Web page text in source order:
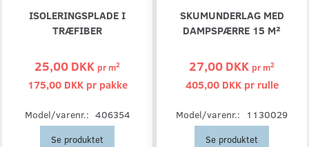
ISOLERINGSPLADE I
TRÆFIBER
25,00 DKK prm2
175,00 DKK pr pakke
Model/varenr.: 406354
Se produktet
SKUMUNDERLAG MED
DAMPSPÆRRE 15 M²
27,00 DKK prm2
405,00 DKK pr rulle
Model/varenr.: 1130029
Se produktet